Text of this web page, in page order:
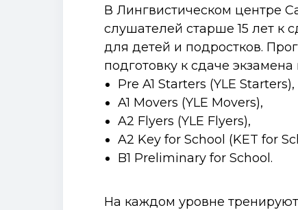
В Лингвистическом центре
слушателей старше 15 лет к
для детей и подростков.
подготовку к сдаче
Pre A1 Starters (YLE Starters),
A1 Movers (YLE Movers),
A2 Flyers (YLE Flyers),
A2 Key for School (KET for
B1 Preliminary for School.
На каждом уровне